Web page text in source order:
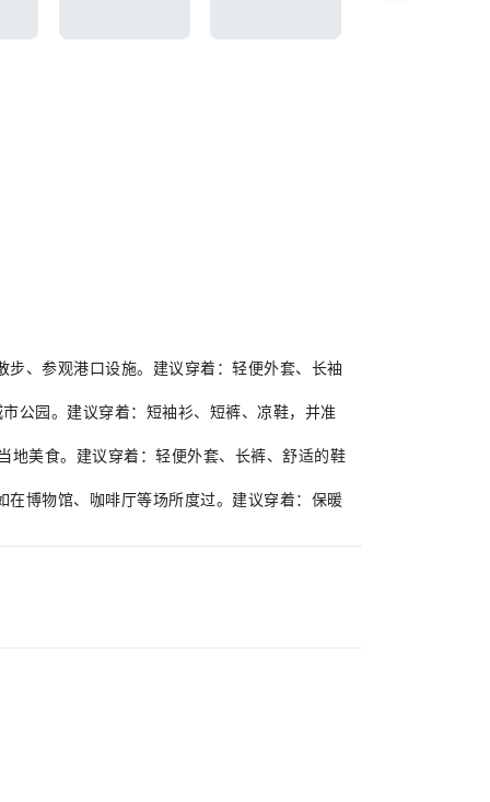
、参观港口设施。建议穿着：轻便外套、长袖
公园。建议穿着：短袖衫、短裤、凉鞋，并准
地美食。建议穿着：轻便外套、长裤、舒适的鞋
博物馆、咖啡厅等场所度过。建议穿着：保暖